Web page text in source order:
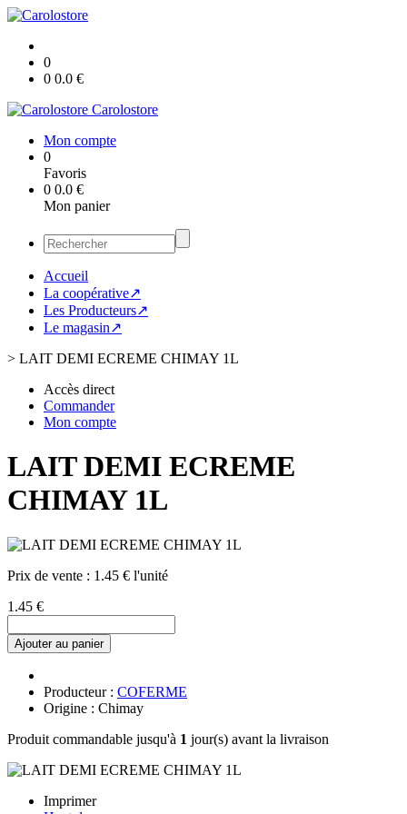
0
0 0.0 €
Carolostore
Mon compte
0
Favoris
0 0.0 €
Mon panier
Accueil
La coopérative↗
Les Producteurs↗
Le magasin↗
> LAIT DEMI ECREME CHIMAY 1L
Accès direct
Commander
Mon compte
LAIT DEMI ECREME
CHIMAY 1L
Prix de vente : 1.45 € l'unité
1.45 €
Ajouter au panier
Producteur : COFERME
Origine : Chimay
Produit commandable jusqu'à 1 jour(s) avant la livraison
Imprimer